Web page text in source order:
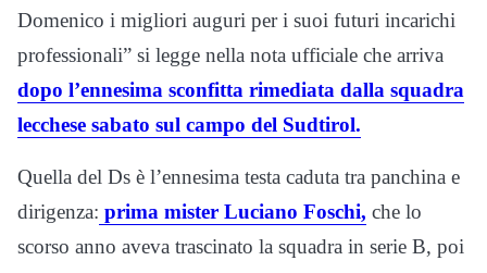
Domenico i migliori auguri per i suoi futuri incarichi
professionali” si legge nella nota ufficiale che arriva
dopo l’ennesima sconfitta rimediata dalla squadra
lecchese sabato sul campo del Sudtirol.
Quella del Ds è l’ennesima testa caduta tra panchina e
dirigenza: prima mister Luciano Foschi, che lo
scorso anno aveva trascinato la squadra in serie B, poi